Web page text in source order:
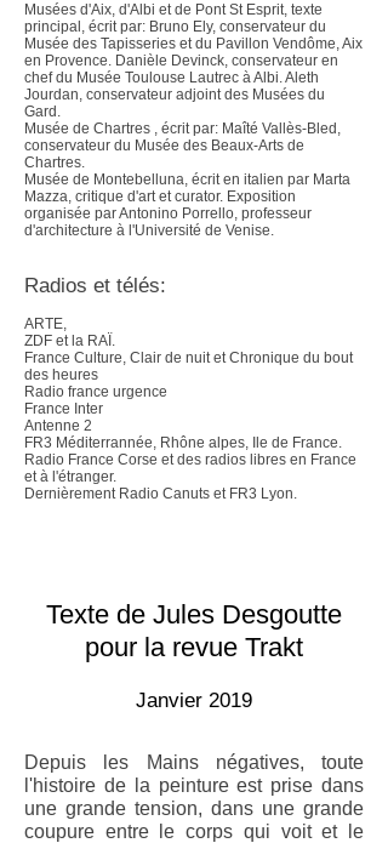
Musées d'Aix, d'Albi et de Pont St Esprit, texte
principal, écrit par: Bruno Ely, conservateur du
Musée des Tapisseries et du Pavillon Vendôme, Aix
en Provence. Danièle Devinck, conservateur en
chef du Musée Toulouse Lautrec à Albi. Aleth
Jourdan, conservateur adjoint des Musées du
Gard.
Musée de Chartres , écrit par: Maîté Vallès-Bled,
conservateur du Musée des Beaux-Arts de
Chartres.
Musée de Montebelluna, écrit en italien par Marta
Mazza, critique d'art et curator. Exposition
organisée par Antonino Porrello, professeur
d'architecture à l'Université de Venise.
Radios et télés:
ARTE,
ZDF et la RAÏ.
France Culture, Clair de nuit et Chronique du bout
des heures
Radio france urgence
France Inter
Antenne 2
FR3 Méditerrannée, Rhône alpes, Ile de France.
Radio France Corse et des radios libres en France
et à l'étranger.
Dernièrement Radio Canuts et FR3 Lyon.
Texte de Jules Desgoutte
pour la revue Trakt
Janvier 2019
Depuis les Mains négatives, toute
l'histoire de la peinture est prise dans
une grande tension, dans une grande
coupure entre le corps qui voit et le